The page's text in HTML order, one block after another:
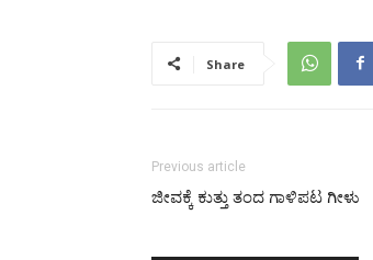
Share
Previous article
ಜೀವಕ್ಕೆ ಕುತ್ತು ತಂದ ಗಾಳಿಪಟ ಗೀಳು